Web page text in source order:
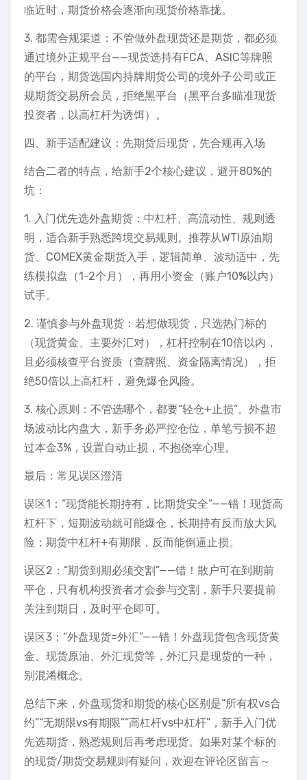
临近时，期货价格会逐渐向现货价格靠拢。
3. 都需合规渠道：不管做外盘现货还是期货，都必须
通过境外正规平台——现货选持有FCA、ASIC等牌照
的平台，期货选国内持牌期货公司的境外子公司或正
规期货交易所会员，拒绝黑平台（黑平台多瞄准现货
投资者，以高杠杆为诱饵）。
四、新手适配建议：先期货后现货，先合规再入场
结合二者的特点，给新手2个核心建议，避开80%的
坑：
1. 入门优先选外盘期货：中杠杆、高流动性、规则透
明，适合新手熟悉跨境交易规则。推荐从WTI原油期
货、COMEX黄金期货入手，逻辑简单、波动适中，先
练模拟盘（1-2个月），再用小资金（账户10%以内）
试手。
2. 谨慎参与外盘现货：若想做现货，只选热门标的
（现货黄金、主要外汇对），杠杆控制在10倍以内，
且必须核查平台资质（查牌照、资金隔离情况），拒
绝50倍以上高杠杆，避免爆仓风险。
3. 核心原则：不管选哪个，都要“轻仓+止损”。外盘市
场波动比内盘大，新手务必严控仓位，单笔亏损不超
过本金3%，设置自动止损，不抱侥幸心理。
最后：常见误区澄清
误区1：“现货能长期持有，比期货安全”——错！现货高
杠杆下，短期波动就可能爆仓，长期持有反而放大风
险；期货中杠杆+有期限，反而能倒逼止损。
误区2：“期货到期必须交割”——错！散户可在到期前
平仓，只有机构投资者才会参与交割，新手只要提前
关注到期日，及时平仓即可。
误区3：“外盘现货=外汇”——错！外盘现货包含现货黄
金、现货原油、外汇现货等，外汇只是现货的一种，
别混淆概念。
总结下来，外盘现货和期货的核心区别是“所有权vs合
约”“无期限vs有期限”“高杠杆vs中杠杆”，新手入门优
先选期货，熟悉规则后再考虑现货。如果对某个标的
的现货/期货交易规则有疑问，欢迎在评论区留言～